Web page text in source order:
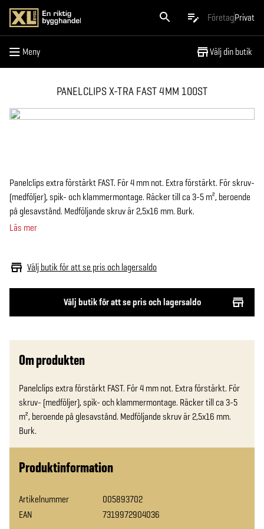
FöretagPrivat
Meny Välj din butik
Meny
PANELCLIPS X-TRA FAST 4MM 100ST
Välj butik för att se pris och lagersaldo
Välj butik för att se pris och lagersaldo
Panelclips extra förstärkt FAST. För 4 mm not. Extra förstärkt. För skruv-
(medföljer), spik- och klammermontage. Räcker till ca 3-5 m², beroende
på glesavstånd. Medföljande skruv är 2,5x16 mm. Burk.
Läs mer
Om produkten
Panelclips extra förstärkt FAST. För 4 mm not. Extra förstärkt. För
skruv- (medföljer), spik- och klammermontage. Räcker till ca 3-5
m², beroende på glesavstånd. Medföljande skruv är 2,5x16 mm.
Burk.
Produktinformation
Artikelnummer
005893702
EAN
7319972904036